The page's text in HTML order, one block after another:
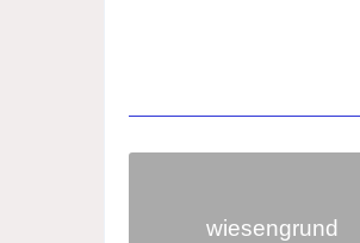
wiesengrund